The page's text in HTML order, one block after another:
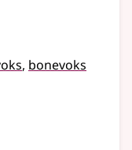
bonevoks